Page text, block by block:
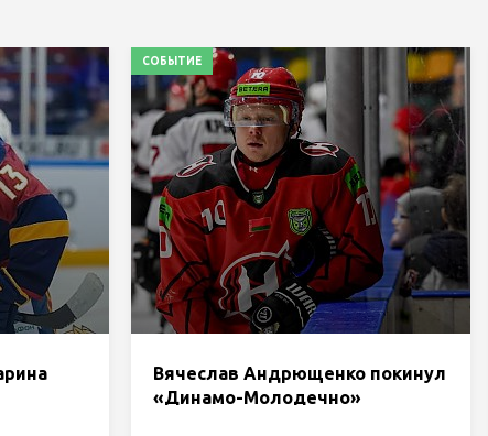
СОБЫТИЕ
Вячеслав Андрющенко покинул
«Динамо-Молодечно»